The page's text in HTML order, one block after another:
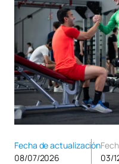
Fecha de actualización
08/07/2026
03/